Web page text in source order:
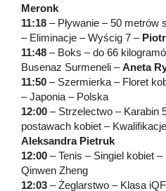
Meronk
11:18 – Pływanie – 50
– Eliminacje – Wyścig 7 –
11:48 – Boks – do 66
Busenaz Surmeneli –Aneta
11:50 – Szermierka – Floret
– Japonia – Polska
12:00 – Strzelectwo – Karabin
postawach kobiet –
Aleksandra Pietruk
12:00 – Tenis – Singiel kobiet –
Qinwen Zheng
12:03 – Żeglarstwo – Klasa